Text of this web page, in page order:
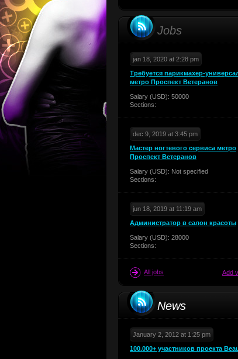
Jobs
jan 18, 2020 at 2:28 pm
Требуется парикмахер-
метро Проспект Ветеранов
Salary (USD): 50000
Sections:
dec 9, 2019 at 3:45 pm
Мастер ногтевого сервиса метро
Проспект Ветеранов
Salary (USD): Not specified
Sections:
jun 18, 2019 at 11:19 am
Администратор в салон красоты
Salary (USD): 28000
Sections:
All jobs Add
News
January 2, 2012 at 1:25 pm
100.000+ участников проекта